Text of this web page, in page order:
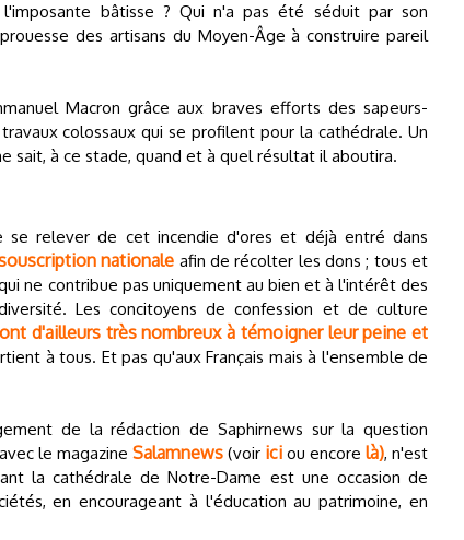
bâtisse ? Qui n'a pas été séduit par son
des artisans du Moyen-Âge à construire pareil
Macron grâce aux braves efforts des sapeurs-
colossaux qui se profilent pour la cathédrale. Un
sait, à ce stade, quand et à quel résultat il aboutira.
relever de cet incendie d'ores et déjà entré dans
nationale afin de récolter les dons ; tous et
ne contribue pas uniquement au bien et à l'intérêt des
Les concitoyens de confession et de culture
d'ailleurs très nombreux à témoigner leur peine et
à tous. Et pas qu'aux Français mais à l'ensemble de
de la rédaction de Saphirnews sur la question
le magazine Salamnews (voir ici ou encore là), n'est
la cathédrale de Notre-Dame est une occasion de
en encourageant à l'éducation au patrimoine, en